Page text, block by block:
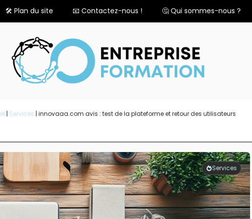
🛠️ Plan du site 📧 Contactez-nous ! 🤔 Qui sommes-nous ?
| Services | innovaaa.com avis : test de la plateforme et retour des utilisateurs
Services